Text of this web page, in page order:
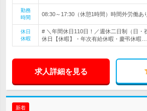
勤務
時間
08:30～17:30（休憩1時間）時間外労働あ
休日
休暇
# ＼年間休日110日！／週休二日制（日
休日【休暇】・年次有給休暇・慶弔休暇…
求人詳細を見る
新着